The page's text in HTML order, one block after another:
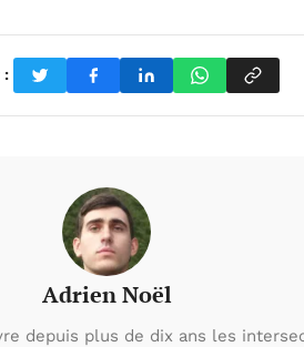
:
Adrien Noël
depuis plus de dix ans les